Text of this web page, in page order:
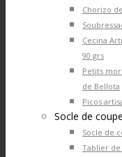
Chorizo
Cecina
90 grs
Petits
de Bellota
Picos
Socle de coupe
Socle de
Tablier